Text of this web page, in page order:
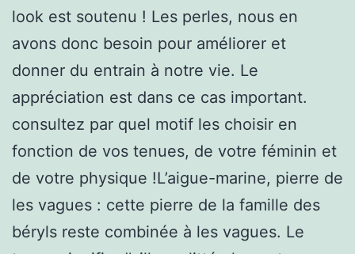
look est soutenu ! Les perles, nous en
avons donc besoin pour améliorer et
donner du entrain à notre vie. Le
appréciation est dans ce cas important.
consultez par quel motif les choisir en
fonction de vos tenues, de votre féminin et
de votre physique !L’aigue-marine, pierre de
les vagues : cette pierre de la famille des
béryls reste combinée à les vagues. Le